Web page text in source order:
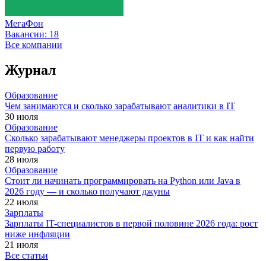
МегаФон
Вакансии: 18
Все компании
Журнал
Образование
Чем занимаются и сколько зарабатывают аналитики в IT
30 июля
Образование
Сколько зарабатывают менеджеры проектов в IT и как найти
первую работу
28 июля
Образование
Стоит ли начинать программировать на Python или Java в
2026 году — и сколько получают джуны
22 июля
Зарплаты
Зарплаты IT-специалистов в первой половине 2026 года: рост
ниже инфляции
21 июля
Все статьи